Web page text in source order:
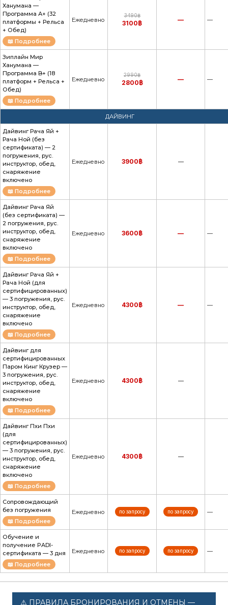
Ханумана —
Программа А+ (32
платформы + Рельса
+ Обед)
📖 Подробнее
Ежедневно
3490฿
3100฿ — —
Зиплайн Мир
Ханумана —
Программа B+ (18
платформ + Рельса +
Обед)
📖 Подробнее
Ежедневно
2990฿
2800฿ — —
ДАЙВИНГ
Дайвинг Рача Яй +
Рача Ной (без
сертификата) — 2
погружения, рус.
инструктор, обед,
снаряжение
включено
📖 Подробнее
Ежедневно 3900฿ —
Дайвинг Рача Яй
(без сертификата) —
2 погружения, рус.
инструктор, обед,
снаряжение
включено
📖 Подробнее
Ежедневно 3600฿ — —
Дайвинг Рача Яй +
Рача Ной (для
сертифицированных)
— 3 погружения, рус.
инструктор, обед,
снаряжение
включено
📖 Подробнее
Ежедневно 4300฿ — —
Дайвинг для
сертифицированных
Паром Кинг Крузер —
3 погружения, рус.
инструктор, обед,
снаряжение
включено
📖 Подробнее
Ежедневно 4300฿ —
Дайвинг Пхи Пхи
(для
сертифицированных)
— 3 погружения, рус.
инструктор, обед,
снаряжение
включено
📖 Подробнее
Ежедневно 4300฿ —
Сопровождающий
без погружения
📖 Подробнее
Ежедневно по запросу по запросу —
Обучение и
получение PADI-
сертификата — 3 дня
📖 Подробнее
Ежедневно по запросу по запросу —
⚠️ ПРАВИЛА БРОНИРОВАНИЯ И ОТМЕНЫ —